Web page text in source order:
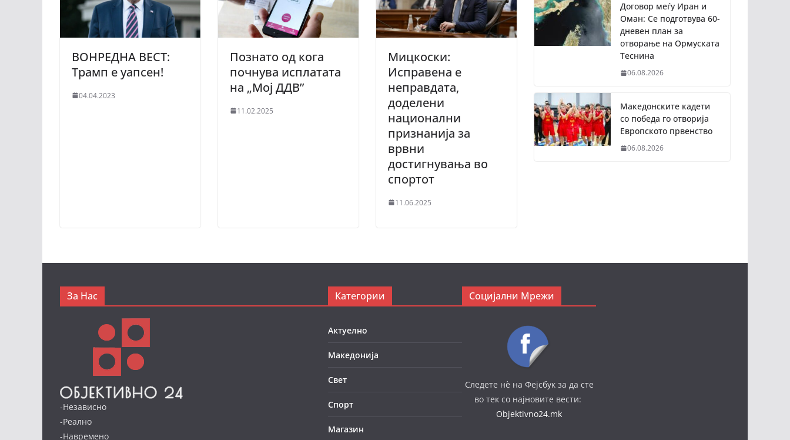
ВОНРЕДНА ВЕСТ:
Трамп е уапсен!
04.04.2023
Познато од кога
почнува исплатата
на „Мој ДДВ”
11.02.2025
Мицкоски:
Исправена е
неправдата,
доделени
национални
признанија за
врвни
достигнувања во
спортот
11.06.2025
Договор меѓу Иран и
Оман: Се подготвува 60-
дневен план за
отворање на Ормуската
Теснина
06.08.2026
Македонските кадети
со победа го отворија
Европското првенство
06.08.2026
За Нас
-Независно
-Реално
-Навремено
Категории
Актуелно
Македонија
Свет
Спорт
Магазин
Социјални Мрежи
Следете нè на Фејсбук за да сте
во тек со најновите вести:
Objektivno24.mk